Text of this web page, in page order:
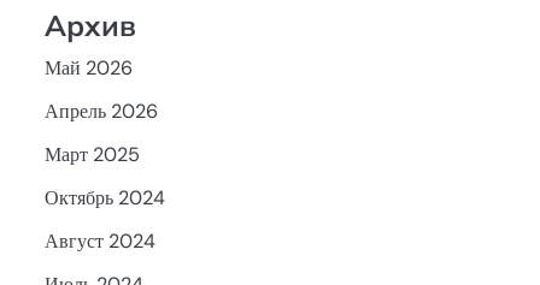
Архив
Май 2026
Апрель 2026
Март 2025
Октябрь 2024
Август 2024